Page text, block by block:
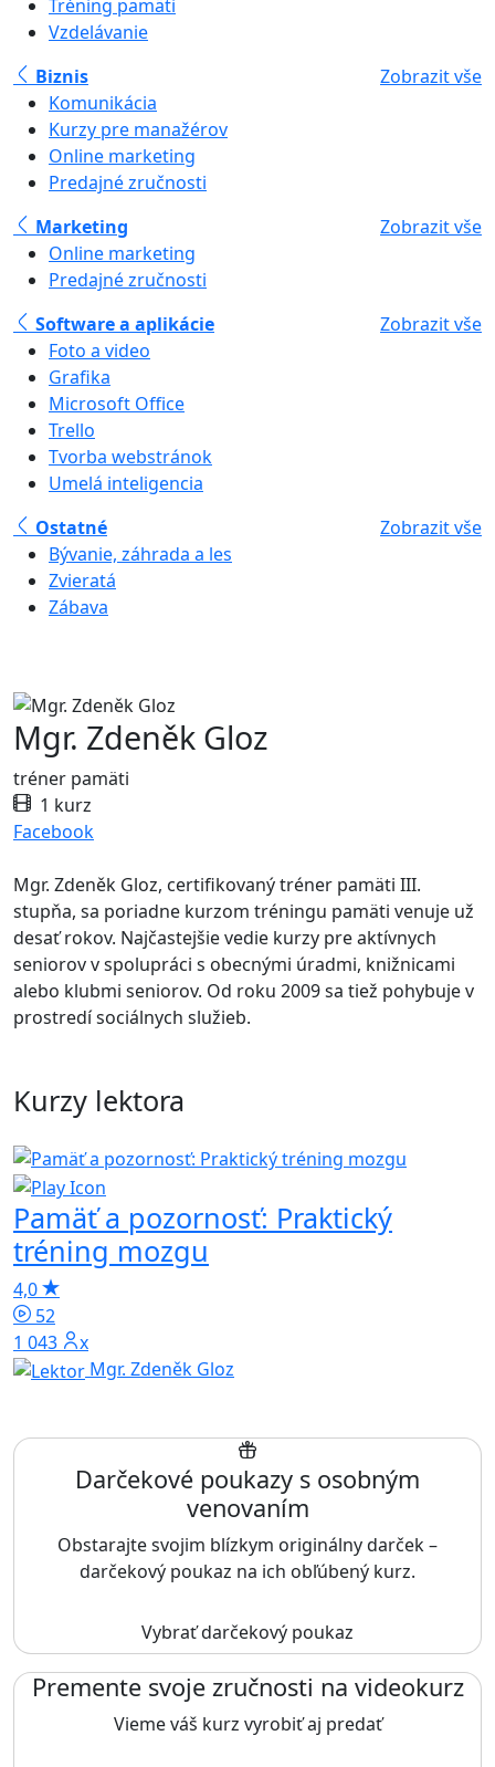
Tréning pamäti
Vzdelávanie
Biznis
Zobrazit vše
Komunikácia
Kurzy pre manažérov
Online marketing
Predajné zručnosti
Marketing
Zobrazit vše
Online marketing
Predajné zručnosti
Software a aplikácie
Zobrazit vše
Foto a video
Grafika
Microsoft Office
Trello
Tvorba webstránok
Umelá inteligencia
Ostatné
Zobrazit vše
Bývanie, záhrada a les
Zvieratá
Zábava
Mgr. Zdeněk Gloz
tréner pamäti
1 kurz
Facebook
Mgr. Zdeněk Gloz, certifikovaný tréner pamäti III.
stupňa, sa poriadne kurzom tréningu pamäti venuje už
desať rokov. Najčastejšie vedie kurzy pre aktívnych
seniorov v spolupráci s obecnými úradmi, knižnicami
alebo klubmi seniorov. Od roku 2009 sa tiež pohybuje v
prostredí sociálnych služieb.
Kurzy lektora
Pamäť a pozornosť: Praktický
tréning mozgu
4,0
52
1 043x
Mgr. Zdeněk Gloz
Darčekové poukazy s osobným
venovaním
Obstarajte svojim blízkym originálny darček –
darčekový poukaz na ich obľúbený kurz.
Vybrať darčekový poukaz
Premente svoje zručnosti na videokurz
Vieme váš kurz vyrobiť aj predať